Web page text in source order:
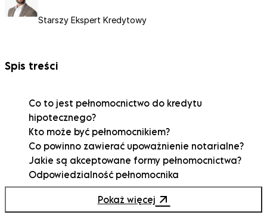
Starszy Ekspert Kredytowy
Spis treści
Co to jest pełnomocnictwo do kredytu
hipotecznego?
Kto może być pełnomocnikiem?
Co powinno zawierać upoważnienie notarialne?
Jakie są akceptowane formy pełnomocnictwa?
Odpowiedzialność pełnomocnika
Prawidłowe podpisanie dokumentów przez
pełnomocnika do kredytu
Pokaż więcej